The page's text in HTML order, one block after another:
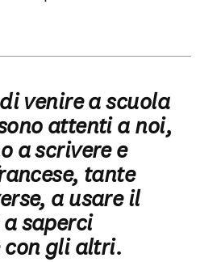
venire a scuola
attenti a noi,
a scrivere e
tante
a usare il
saperci
gli altri.